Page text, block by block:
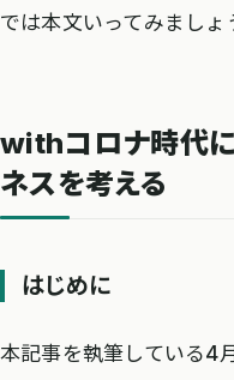
では本文いってみましょ
withコロナ時代
ネスを考える
はじめに
本記事を執筆している4